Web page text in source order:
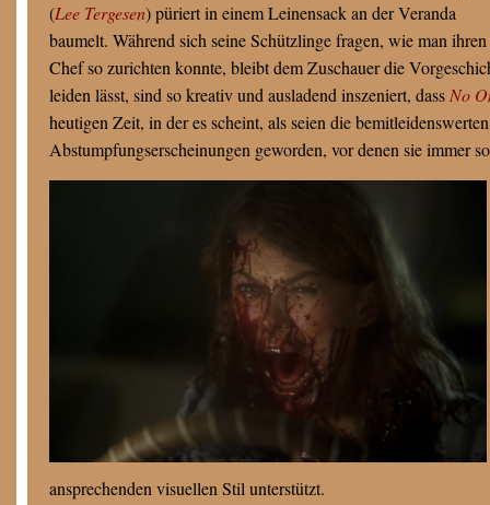
(Lee Tergesen) püriert in einem Leinensack an der Veranda
baumelt. Während sich seine Schützlinge fragen, wie man ihren
Chef so zurichten konnte, bleibt dem Zuschauer die
leiden lässt, sind so kreativ und ausladend inszeniert, dass No
heutigen Zeit, in der es scheint, als seien die
Abstumpfungserscheinungen geworden, vor denen sie immer
ansprechenden visuellen Stil unterstützt.